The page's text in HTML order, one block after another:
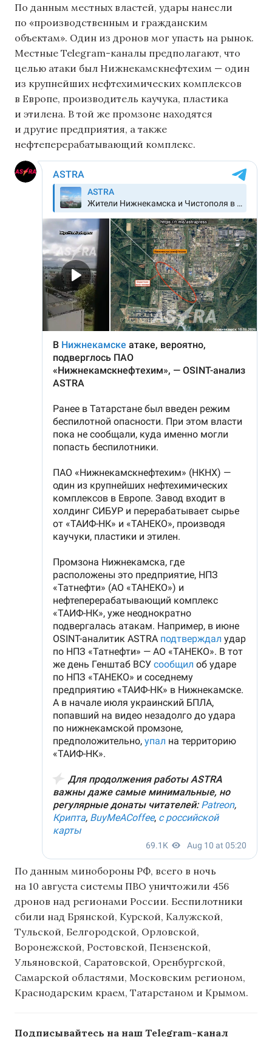
По данным местных властей, удары нанесли
по «производственным и гражданским
объектам». Один из дронов мог упасть на рынок.
Местные Telegram-каналы предполагают, что
целью атаки был Нижнекамскнефтехим — один
из крупнейших нефтехимических комплексов
в Европе, производитель каучука, пластика
и этилена. В той же промзоне находятся
и другие предприятия, а также
нефтеперерабатывающий комплекс.
По данным минобороны РФ, всего в ночь
на 10 августа системы ПВО уничтожили 456
дронов над регионами России. Беспилотники
сбили над Брянской, Курской, Калужской,
Тульской, Белгородской, Орловской,
Воронежской, Ростовской, Пензенской,
Ульяновской, Саратовской, Оренбургской,
Самарской областями, Московским регионом,
Краснодарским краем, Татарстаном и Крымом.
Подписывайтесь на наш Telegram-канал